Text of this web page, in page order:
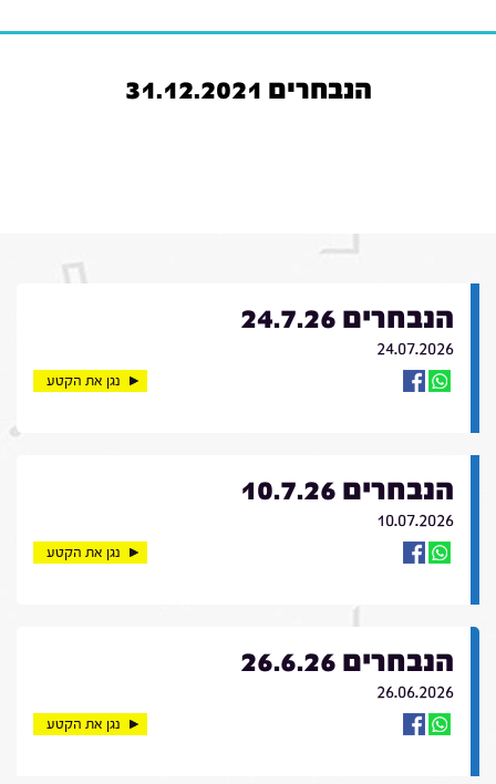
הנבחרים 31.12.2021
הנבחרים 24.7.26
24.07.2026
נגן את הקטע
הנבחרים 10.7.26
10.07.2026
נגן את הקטע
הנבחרים 26.6.26
26.06.2026
נגן את הקטע